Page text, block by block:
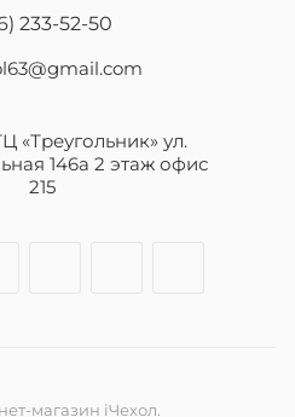
233-52-50
«Треугольник» ул.
146а 2 этаж офис
215
магазин iЧехол.